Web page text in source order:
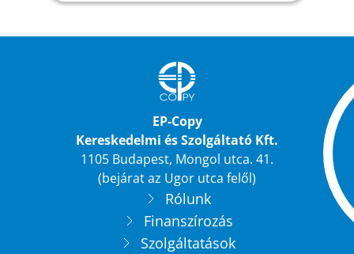
EP-Copy
Kereskedelmi és Szolgáltató Kft.
1105 Budapest, Mongol utca. 41.
(bejárat az Ugor utca felől)
Rólunk
Finanszírozás
Szolgáltatások